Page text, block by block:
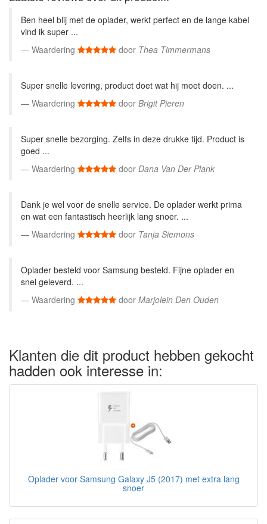
Ben heel blij met de oplader, werkt perfect en de lange kabel
vind ik super ...
Waardering
door Thea Timmermans
Super snelle levering, product doet wat hij moet doen. ...
Waardering
door Brigit Pieren
Super snelle bezorging. Zelfs in deze drukke tijd. Product is
goed ...
Waardering
door Dana Van Der Plank
Dank je wel voor de snelle service. De oplader werkt prima
en wat een fantastisch heerlijk lang snoer. ...
Waardering
door Tanja Siemons
Oplader besteld voor Samsung besteld. Fijne oplader en
snel geleverd. ...
Waardering
door Marjolein Den Ouden
Klanten die dit product hebben gekocht
hadden ook interesse in:
Oplader voor Samsung Galaxy J5 (2017) met extra lang
snoer